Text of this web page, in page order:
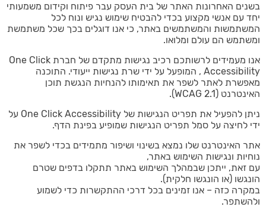
בשנים האחרונות האתר של בית העסק עבר פיתוח וקידום משמעותי
יחד עם אנשי מקצוע בכדי להבטיח שימוש נגיש ונוח לכל
המשתמשות והמשתמשים באתר, כי אנו דוגלים בכך שכל משתמשת
ומשתמש הם עולם ומלואו.
אנו מעמידים לרשותכם רכיב נגישות מתקדם של חברת One Click
Accessibility , המופעל על ידי שרת נגישות ייעודי. התוכנה
מאפשרת לאתר לשפר את תאימותו להנחיות הנגשת תוכן
האינטרנט (WCAG 2.1).
ניתן להפעיל את תפריט הנגישות של One Click Accessibility על
ידי לחיצה על סמל תפריט הנגישות שמופיע בפינת הדף.
אתר האינטרנט שלו נמצא בשינוי ושיפור מתמידים בכדי לשפר את
נוחיות ונגישות השימוש באתר,
עם זאת, ייתכן שבמהלך השימוש באתר תתקלו בדפים שטרם
הונגשו (או הונגשו חלקית).
במקרה כזה – אנו זמינים בכל דרכי ההתקשרות כדי לשמוע
ולהשתפר.